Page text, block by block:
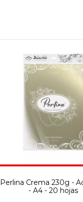
Perlina Crema 230g -
- A4 - 20 hojas